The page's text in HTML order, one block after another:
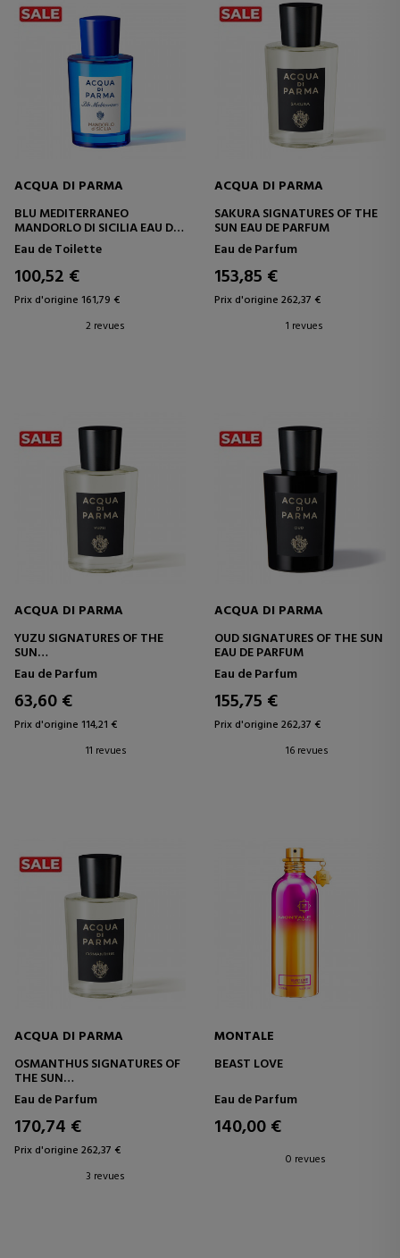
ACQUA DI PARMA
BLU MEDITERRANEO
MANDORLO DI SICILIA EAU DE
TOILETTE
Eau de Toilette
100,52 €
Prix d'origine 161,79 €
2 revues
ACQUA DI PARMA
SAKURA SIGNATURES OF THE
SUN EAU DE PARFUM
Eau de Parfum
153,85 €
Prix d'origine 262,37 €
1 revues
ACQUA DI PARMA
YUZU SIGNATURES OF THE
SUN
EAU DE PARFUM
Eau de Parfum
63,60 €
Prix d'origine 114,21 €
11 revues
ACQUA DI PARMA
OUD SIGNATURES OF THE SUN
EAU DE PARFUM
Eau de Parfum
155,75 €
Prix d'origine 262,37 €
16 revues
ACQUA DI PARMA
OSMANTHUS SIGNATURES OF
THE SUN
EAU DE PARFUM
Eau de Parfum
170,74 €
Prix d'origine 262,37 €
3 revues
MONTALE
BEAST LOVE
Eau de Parfum
140,00 €
0 revues